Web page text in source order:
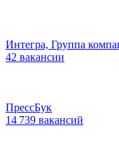
Интегра, Группа
42 вакансии
ПрессБук
14 739 вакансий